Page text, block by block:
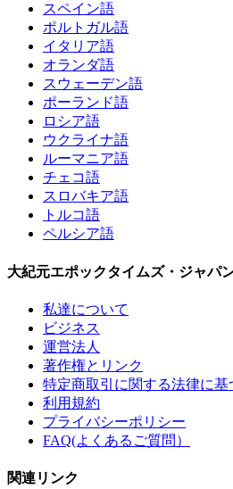
スペイン語
ポルトガル語
イタリア語
オランダ語
スウェーデン語
ポーランド語
ロシア語
ウクライナ語
ルーマニア語
チェコ語
スロバキア語
トルコ語
ペルシア語
大紀元エポックタイムズ・ジャパ
私達について
ビジネス
運営法人
著作権とリンク
特定商取引に関する法律に基
利用規約
プライバシーポリシー
FAQ(よくあるご質問）
関連リンク